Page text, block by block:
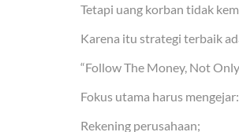
Tetapi uang korban tidak
Karena itu strategi terbaik
“Follow The Money, Not Only
Fokus utama harus mengejar:
Rekening perusahaan;